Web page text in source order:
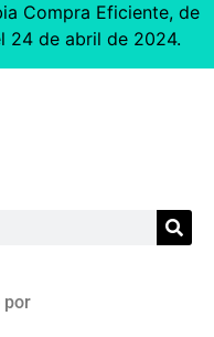
Compra Eficiente, de
24 de abril de 2024.
por